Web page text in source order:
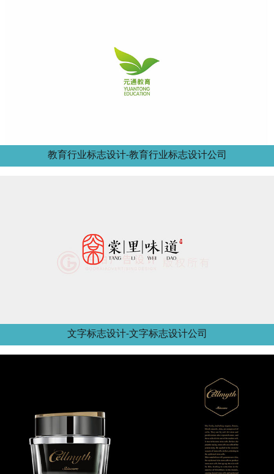
教育行业标志设计-教育行业标志设计公司
文字标志设计-文字标志设计公司